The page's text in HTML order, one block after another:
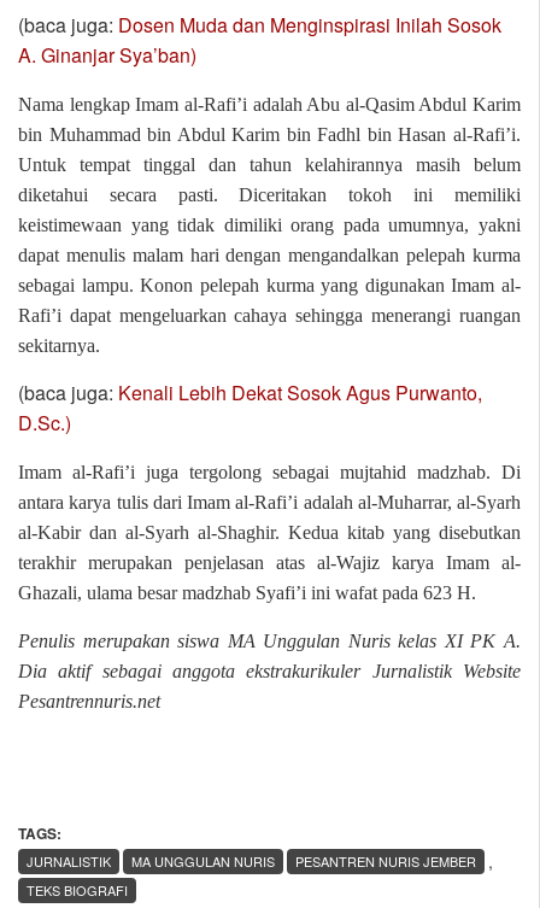
(baca juga: Dosen Muda dan Menginspirasi Inilah Sosok
A. Ginanjar Sya’ban)
Nama lengkap Imam al-Rafi’i adalah Abu al-Qasim Abdul Karim
bin Muhammad bin Abdul Karim bin Fadhl bin Hasan al-Rafi’i.
Untuk tempat tinggal dan tahun kelahirannya masih belum
diketahui secara pasti. Diceritakan tokoh ini memiliki
keistimewaan yang tidak dimiliki orang pada umumnya, yakni
dapat menulis malam hari dengan mengandalkan pelepah kurma
sebagai lampu. Konon pelepah kurma yang digunakan Imam al-
Rafi’i dapat mengeluarkan cahaya sehingga menerangi ruangan
sekitarnya.
(baca juga: Kenali Lebih Dekat Sosok Agus Purwanto,
D.Sc.)
Imam al-Rafi’i juga tergolong sebagai mujtahid madzhab. Di
antara karya tulis dari Imam al-Rafi’i adalah al-Muharrar, al-Syarh
al-Kabir dan al-Syarh al-Shaghir. Kedua kitab yang disebutkan
terakhir merupakan penjelasan atas al-Wajiz karya Imam al-
Ghazali, ulama besar madzhab Syafi’i ini wafat pada 623 H.
Penulis merupakan siswa MA Unggulan Nuris kelas XI PK A.
Dia aktif sebagai anggota ekstrakurikuler Jurnalistik Website
Pesantrennuris.net
TAGS:
,
JURNALISTIK MA UNGGULAN NURIS
PESANTREN NURIS JEMBER
TEKS BIOGRAFI